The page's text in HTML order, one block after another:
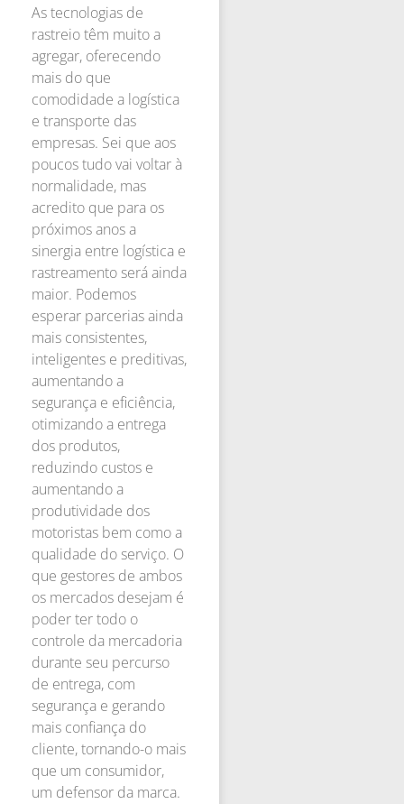
As tecnologias de
rastreio têm muito a
agregar, oferecendo
mais do que
comodidade a logística
e transporte das
empresas. Sei que aos
poucos tudo vai voltar à
normalidade, mas
acredito que para os
próximos anos a
sinergia entre logística e
rastreamento será ainda
maior. Podemos
esperar parcerias ainda
mais consistentes,
inteligentes e preditivas,
aumentando a
segurança e eficiência,
otimizando a entrega
dos produtos,
reduzindo custos e
aumentando a
produtividade dos
motoristas bem como a
qualidade do serviço. O
que gestores de ambos
os mercados desejam é
poder ter todo o
controle da mercadoria
durante seu percurso
de entrega, com
segurança e gerando
mais confiança do
cliente, tornando-o mais
que um consumidor,
um defensor da marca.